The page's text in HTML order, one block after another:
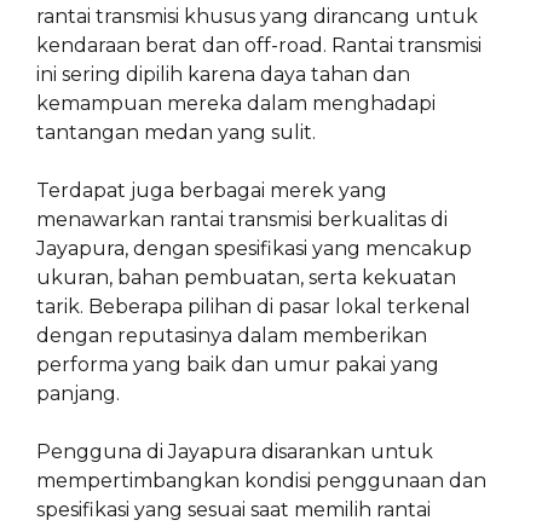
rantai transmisi khusus yang dirancang untuk
kendaraan berat dan off-road. Rantai transmisi
ini sering dipilih karena daya tahan dan
kemampuan mereka dalam menghadapi
tantangan medan yang sulit.
Terdapat juga berbagai merek yang
menawarkan rantai transmisi berkualitas di
Jayapura, dengan spesifikasi yang mencakup
ukuran, bahan pembuatan, serta kekuatan
tarik. Beberapa pilihan di pasar lokal terkenal
dengan reputasinya dalam memberikan
performa yang baik dan umur pakai yang
panjang.
Pengguna di Jayapura disarankan untuk
mempertimbangkan kondisi penggunaan dan
spesifikasi yang sesuai saat memilih rantai